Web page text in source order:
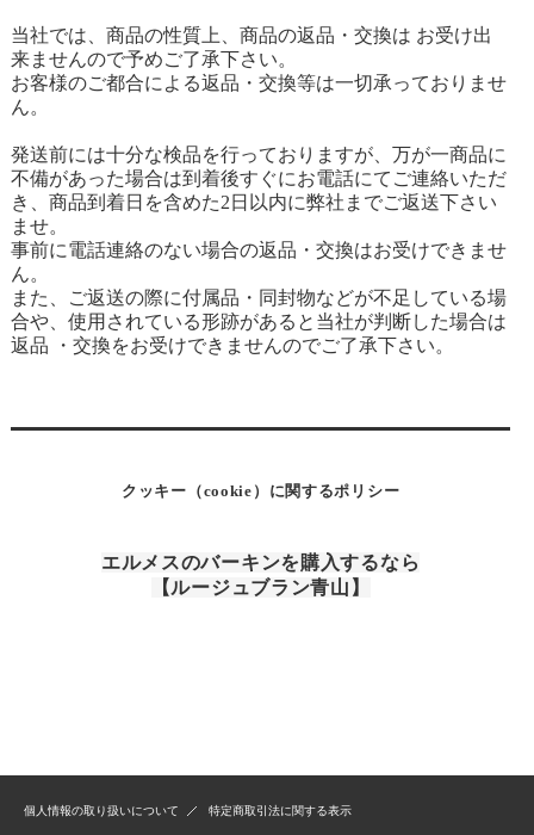
当社では、商品の性質上、商品の返品・交換は お受け出
来ませんので予めご了承下さい。
お客様のご都合による返品・交換等は一切承っておりませ
ん。
発送前には十分な検品を行っておりますが、万が一商品に
不備があった場合は到着後すぐにお電話にてご連絡いただ
き、商品到着日を含めた2日以内に弊社までご返送下さい
ませ。
事前に電話連絡のない場合の返品・交換はお受けできませ
ん。
また、ご返送の際に付属品・同封物などが不足している場
合や、使用されている形跡があると当社が判断した場合は
返品 ・交換をお受けできませんのでご了承下さい。
クッキー（cookie）に関するポリシー
エルメスのバーキンを購入するなら
【ルージュブラン青山】
個人情報の取り扱いについて 特定商取引法に関する表示